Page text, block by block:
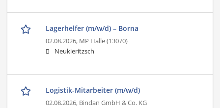
Lagerhelfer (m/w/d) – Borna
02.08.2026, MP Halle (13070)
Neukieritzsch
Logistik-Mitarbeiter (m/w/d)
02.08.2026, Bindan GmbH & Co. KG